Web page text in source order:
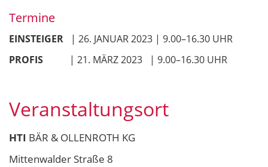
Termine
EINSTEIGER
| 26. JANUAR 2023 | 9.00–16.30 UHR
PROFIS
| 21. MÄRZ 2023 | 9.00–16.30 UHR
Veranstaltungsort
HTI BÄR & OLLENROTH KG
Mittenwalder Straße 8